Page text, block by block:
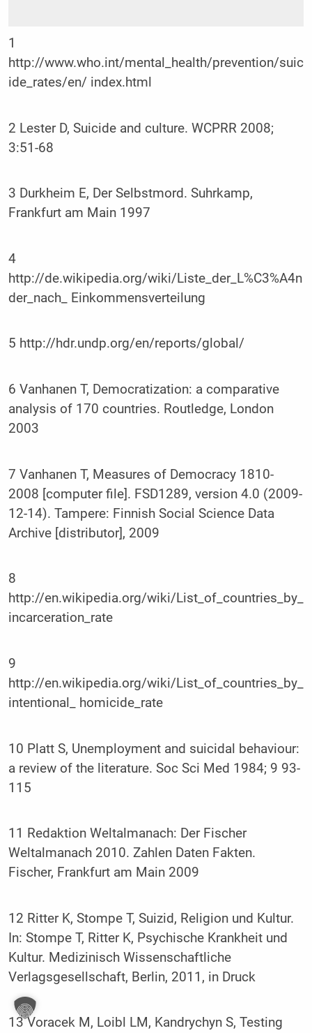
1
http://www.who.int/mental_health/prevention/suic
ide_rates/en/ index.html
2 Lester D, Suicide and culture. WCPRR 2008;
3:51-68
3 Durkheim E, Der Selbstmord. Suhrkamp,
Frankfurt am Main 1997
4
http://de.wikipedia.org/wiki/Liste_der_L%C3%A4n
der_nach_ Einkommensverteilung
5 http://hdr.undp.org/en/reports/global/
6 Vanhanen T, Democratization: a comparative
analysis of 170 countries. Routledge, London
2003
7 Vanhanen T, Measures of Democracy 1810-
2008 [computer file]. FSD1289, version 4.0 (2009-
12-14). Tampere: Finnish Social Science Data
Archive [distributor], 2009
8
http://en.wikipedia.org/wiki/List_of_countries_by_
incarceration_rate
9
http://en.wikipedia.org/wiki/List_of_countries_by_
intentional_ homicide_rate
10 Platt S, Unemployment and suicidal behaviour:
a review of the literature. Soc Sci Med 1984; 9 93-
115
11 Redaktion Weltalmanach: Der Fischer
Weltalmanach 2010. Zahlen Daten Fakten.
Fischer, Frankfurt am Main 2009
12 Ritter K, Stompe T, Suizid, Religion und Kultur.
In: Stompe T, Ritter K, Psychische Krankheit und
Kultur. Medizinisch Wissenschaftliche
Verlagsgesellschaft, Berlin, 2011, in Druck
13 Voracek M, Loibl LM, Kandrychyn S, Testing